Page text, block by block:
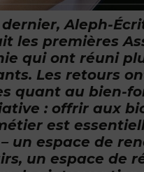
Aleph-
les premières
qui ont réuni
Les retours
quant au bien-
: offrir aux
est
un espace de
un espace de